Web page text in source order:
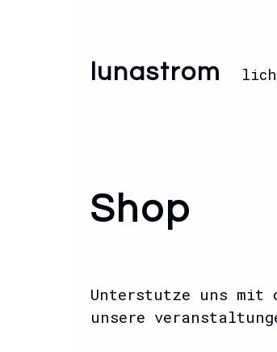
lunastrom
Shop
Unterstutze uns mit
unsere